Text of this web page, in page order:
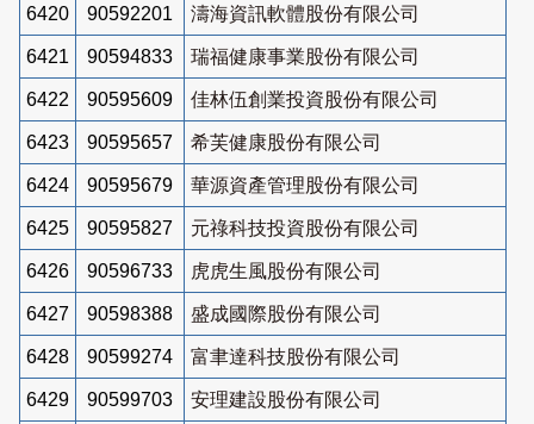
6420 90592201 濤海資訊軟體股份有限公司
6421 90594833 瑞福健康事業股份有限公司
6422 90595609 佳林伍創業投資股份有限公司
6423 90595657 希芙健康股份有限公司
6424 90595679 華源資產管理股份有限公司
6425 90595827 元祿科技投資股份有限公司
6426 90596733 虎虎生風股份有限公司
6427 90598388 盛成國際股份有限公司
6428 90599274 富聿達科技股份有限公司
6429 90599703 安理建設股份有限公司